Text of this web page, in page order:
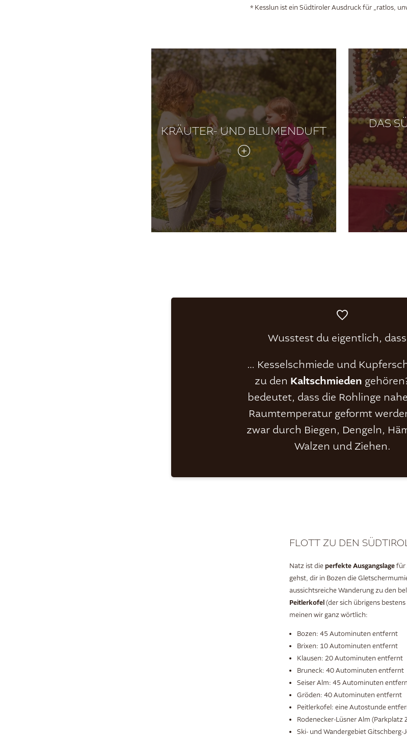
* Kesslun ist ein Südtiroler Ausdruck für „ratlos,
KRÄUTER- UND BLUMENDUFT
DAS
Wusstest du eigentlich,
… Kesselschmiede und
zu den Kaltschmieden
bedeutet, dass die Rohlinge
Raumtemperatur geformt
zwar durch Biegen, Dengeln,
Walzen und Ziehen.
FLOTT ZU DEN
Natz ist die perfekte Ausgangslagefür
gehst, dir in Bozen die
aussichtsreiche Wanderung zu den
Peitlerkofel(der sich übrigens
meinen wir ganz wörtlich:
Bozen: 45 Autominuten entfernt
Brixen: 10 Autominuten entfernt
Klausen: 20 Autominuten entfernt
Bruneck: 40 Autominuten entfernt
Seiser Alm: 45 Autominuten
Gröden: 40 Autominuten entfernt
Peitlerkofel: eine Autostunde
Rodenecker-Lüsner Alm
Ski- und Wandergebiet